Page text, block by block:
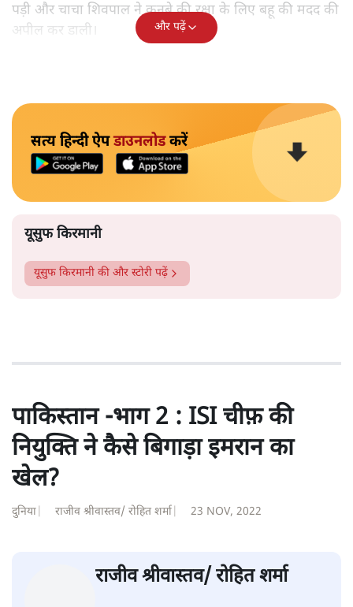
है कि मैनपुरी से सपा प्रमुख अखिलेश यादव की पत्नी डिंपल यादव
चुनाव लड़ रही हैं। यह खबरों में इसलिए ज्यादा है कि अखिलेश को
मैनपुरी विधानसभा क्षेत्र में घर-घर जाकर वोट मांगने पड़ रहे हैं। उन्हें
अपने चाचा शिवपाल यादव से बहू को जिताने के लिए मदद मांगनी
पड़ी और चाचा शिवपाल ने कुनबे की रक्षा के लिए बहू की मदद की
यूसुफ किरमानी
यूसुफ किरमानीकी और स्टोरी पढ़ें